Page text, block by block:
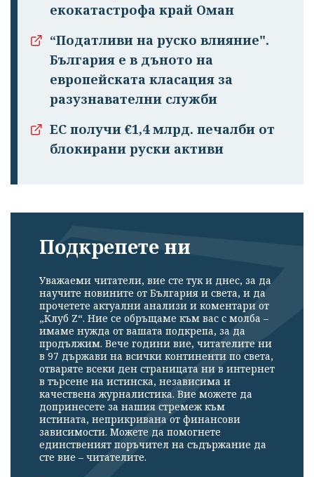
екокатастрофа край Оман
“Податливи на руско влияние".
България е в дъното на
европейската класация за
разузнавателни служби
ЕС получи €1,4 млрд. печалби от
блокирани руски активи
Подкрепете ни
Уважаеми читатели, вие сте тук и днес, за да
научите новините от България и света, и да
прочетете актуални анализи и коментари от
„Клуб Z“. Ние се обръщаме към вас с молба –
имаме нужда от вашата подкрепа, за да
продължим. Вече години вие, читателите ни
в 97 държави на всички континенти по света,
отваряте всеки ден страницата ни в интернет
в търсене на истинска, независима и
качествена журналистика. Вие можете да
допринесете за нашия стремеж към
истината, неприкривана от финансови
зависимости. Можете да помогнете
единственият поръчител на съдържание да
сте вие – читателите.